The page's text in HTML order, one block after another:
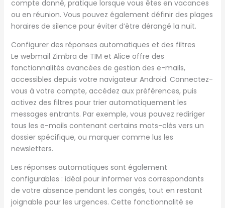
compte donné, pratique lorsque vous êtes en vacances
ou en réunion. Vous pouvez également définir des plages
horaires de silence pour éviter d’être dérangé la nuit.
Configurer des réponses automatiques et des filtres
Le webmail Zimbra de TIM et Alice offre des
fonctionnalités avancées de gestion des e-mails,
accessibles depuis votre navigateur Android. Connectez-
vous à votre compte, accédez aux préférences, puis
activez des filtres pour trier automatiquement les
messages entrants. Par exemple, vous pouvez rediriger
tous les e-mails contenant certains mots-clés vers un
dossier spécifique, ou marquer comme lus les
newsletters.
Les réponses automatiques sont également
configurables : idéal pour informer vos correspondants
de votre absence pendant les congés, tout en restant
joignable pour les urgences. Cette fonctionnalité se